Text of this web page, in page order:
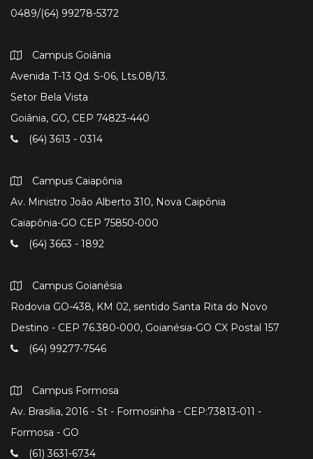
0489/(64) 99278-5372
Campus Goiânia
Avenida T-13 Qd. S-06, Lts.08/13.
Setor Bela Vista
Goiânia, GO, CEP 74823-440
(64) 3613 - 0314
Campus Caiapônia
Av. Ministro João Alberto 310, Nova Caipônia
Caiapônia-GO CEP 75850-000
(64) 3663 - 1892
Campus Goianésia
Rodovia GO-438, KM 02, sentido Santa Rita do Novo
Destino - CEP 76.380-000, Goianésia-GO CX Postal 157
(64) 99277-7546
Campus Formosa
Av. Brasília, 2016 - St - Formosinha - CEP:73813-011 -
Formosa - GO
(61) 3631-6734